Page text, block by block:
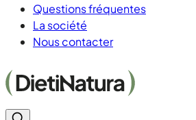
Questions fréquentes
La société
Nous contacter